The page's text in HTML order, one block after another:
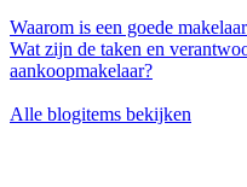
Waarom is een goede
Wat zijn de taken en
aankoopmakelaar?
Alle blogitems bekijken